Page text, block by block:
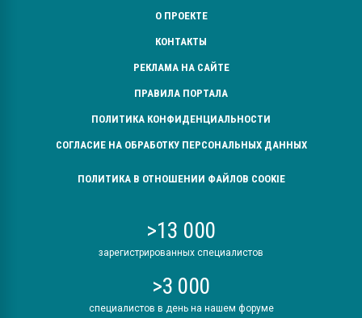
О ПРОЕКТЕ
КОНТАКТЫ
РЕКЛАМА НА САЙТЕ
ПРАВИЛА ПОРТАЛА
ПОЛИТИКА КОНФИДЕНЦИАЛЬНОСТИ
СОГЛАСИЕ НА ОБРАБОТКУ ПЕРСОНАЛЬНЫХ ДАННЫХ
ПОЛИТИКА В ОТНОШЕНИИ ФАЙЛОВ COOKIE
>13 000
зарегистрированных специалистов
>3 000
специалистов в день на нашем форуме